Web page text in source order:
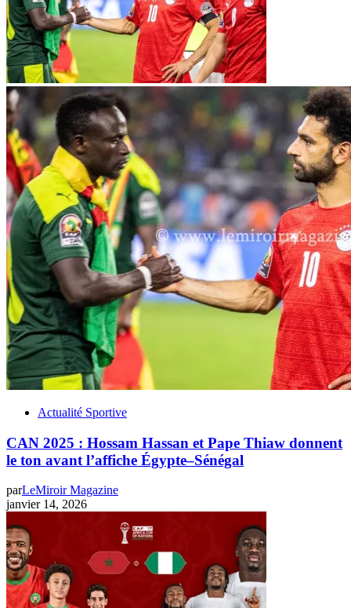
Actualité Sportive
CAN 2025 : Hossam Hassan et Pape Thiaw donnent
le ton avant l’affiche Égypte–Sénégal
parLeMiroir Magazine
janvier 14, 2026